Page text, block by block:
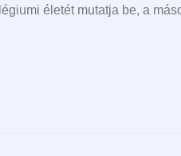
életét mutatja be, a